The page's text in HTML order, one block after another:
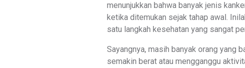
menunjukkan bahwa banyak jenis
ketika ditemukan sejak tahap awal.
satu langkah kesehatan yang sangat
Sayangnya, masih banyak orang yang
semakin berat atau mengganggu